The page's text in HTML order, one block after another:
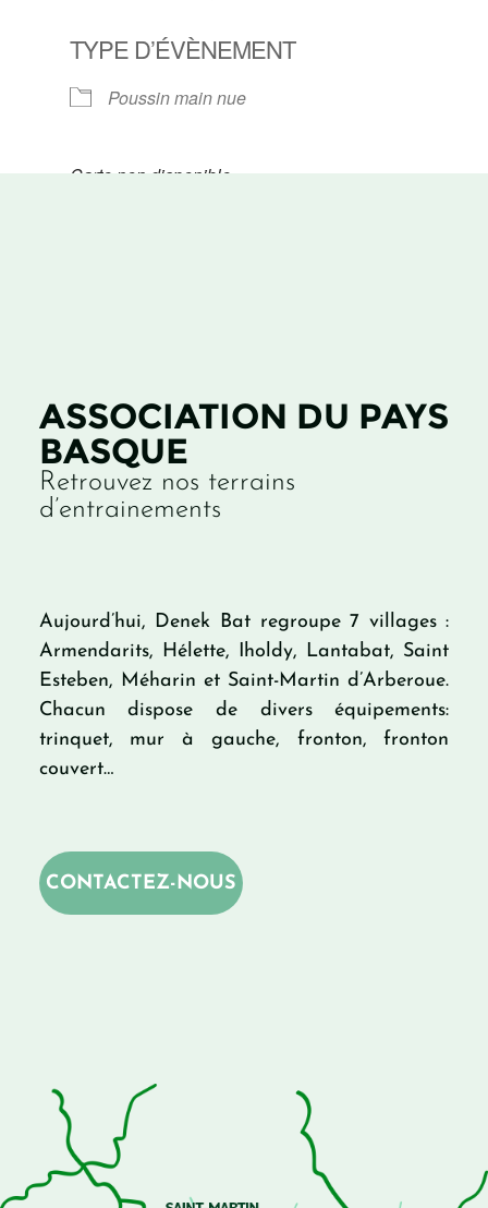
TYPE D’ÉVÈNEMENT
Poussin main nue
Carte non disponible
ASSOCIATION DU PAYS
BASQUE
Retrouvez nos terrains
d’entrainements
Aujourd’hui, Denek Bat regroupe 7 villages :
Armendarits, Hélette, Iholdy, Lantabat, Saint
Esteben, Méharin et Saint-Martin d’Arberoue.
Chacun dispose de divers équipements:
trinquet, mur à gauche, fronton, fronton
couvert…
CONTACTEZ-NOUS